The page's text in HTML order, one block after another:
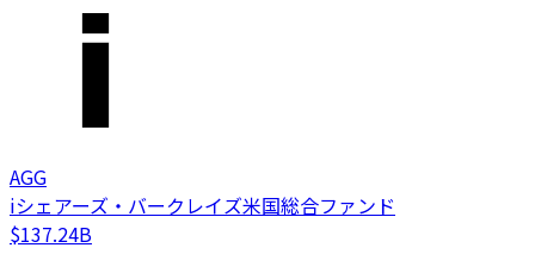
AGG
iシェアーズ・バークレイズ米国総合ファンド
$137.24B